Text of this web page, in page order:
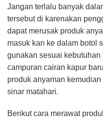
Jangan terlalu banyak
tersebut di karenakan
dapat merusak produk
masuk kan ke dalam botol
gunakan sesuai
campuran cairan kapur
produk anyaman
sinar matahari.
Berikut cara merawat